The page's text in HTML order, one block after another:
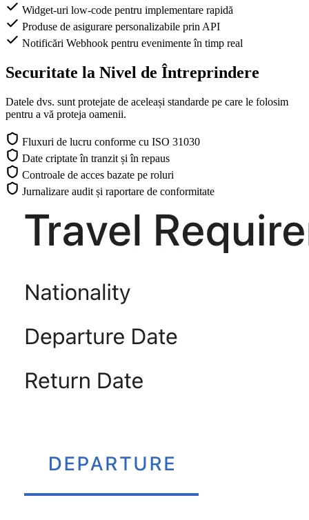
Widget-uri low-code pentru implementare rapidă
Produse de asigurare personalizabile prin API
Notificări Webhook pentru evenimente în timp real
Securitate la Nivel de Întreprindere
Datele dvs. sunt protejate de aceleași standarde pe care le folosim
pentru a vă proteja oamenii.
Fluxuri de lucru conforme cu ISO 31030
Date criptate în tranzit și în repaus
Controale de acces bazate pe roluri
Jurnalizare audit și raportare de conformitate